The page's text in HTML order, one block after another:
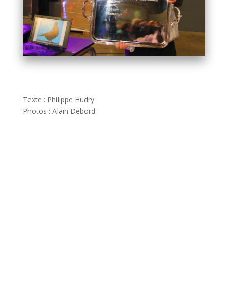
Texte : Philippe Hudry
Photos : Alain Debord